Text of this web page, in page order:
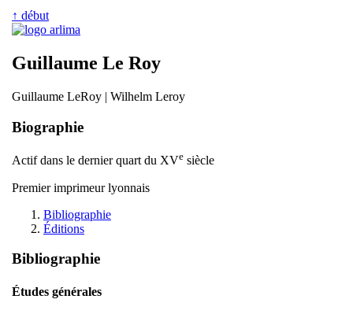
↑ début
Guillaume Le Roy
Guillaume LeRoy | Wilhelm Leroy
Biographie
Actif dans le dernier quart du XVe siècle
Premier imprimeur lyonnais
Bibliographie
Éditions
Bibliographie
Études générales